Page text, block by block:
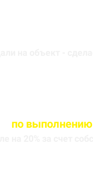
по выполнению